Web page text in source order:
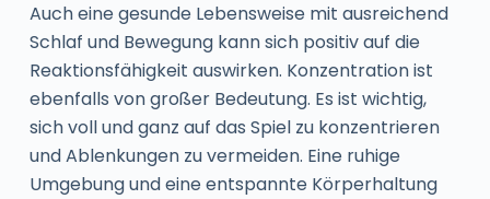
Auch eine gesunde Lebensweise mit ausreichend
Schlaf und Bewegung kann sich positiv auf die
Reaktionsfähigkeit auswirken. Konzentration ist
ebenfalls von großer Bedeutung. Es ist wichtig,
sich voll und ganz auf das Spiel zu konzentrieren
und Ablenkungen zu vermeiden. Eine ruhige
Umgebung und eine entspannte Körperhaltung